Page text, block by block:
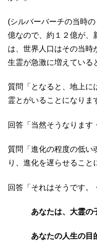
(シルバーバーチの当時
億なので、約１２億が、
は、世界人口はその当時
生霊が急激に増えている
質問「となると、地上に
霊とがいることになりま
回答「当然そうなります
質問「進化の程度の低い
り、進化を遅らせること
回答「それはそうです。
あなたは、大霊の
あなたの人生の目